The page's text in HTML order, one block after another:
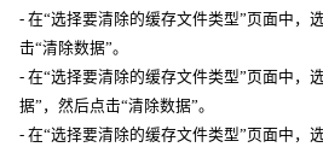
- 在“选择要清除的缓存文件类型”页面中，
击“清除数据”。
- 在“选择要清除的缓存文件类型”页面中，
据”，然后点击“清除数据”。
- 在“选择要清除的缓存文件类型”页面中，